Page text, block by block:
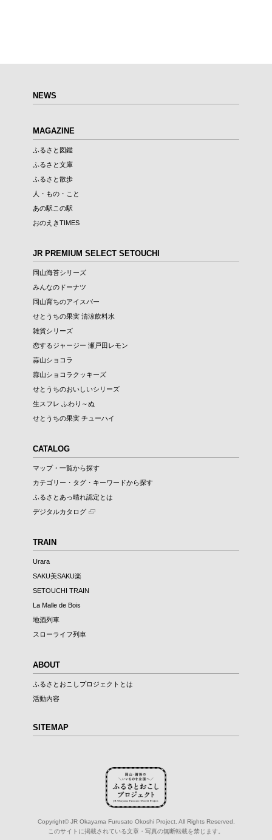
NEWS
MAGAZINE
ふるさと図鑑
ふるさと文庫
ふるさと散歩
人・もの・こと
あの駅この駅
おのえきTIMES
JR PREMIUM SELECT SETOUCHI
岡山海苔シリーズ
みんなのドーナツ
岡山育ちのアイスバー
せとうちの果実 清涼飲料水
雑貨シリーズ
恋するジャージー 瀬戸田レモン
蒜山ショコラ
蒜山ショコラクッキーズ
せとうちのおいしいシリーズ
生スフレ ふわり～ぬ
せとうちの果実 チューハイ
CATALOG
マップ・一覧から探す
カテゴリー・タグ・キーワードから探す
ふるさとあっ晴れ認定とは
デジタルカタログ
TRAIN
Urara
SAKU美SAKU楽
SETOUCHI TRAIN
La Malle de Bois
地酒列車
スローライフ列車
ABOUT
ふるさとおこしプロジェクトとは
活動内容
SITEMAP
Copyright© JR Okayama Furusato Okoshi Project. All Rights Reserved.
このサイトに掲載されている文章・写真の無断転載を禁じます。